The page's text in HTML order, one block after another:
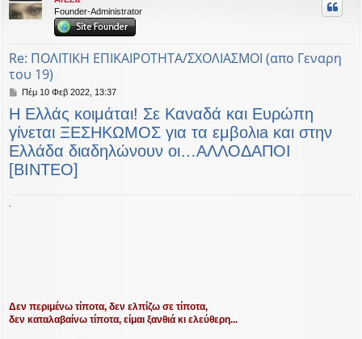
εις
Founder-Administrator
Re: ΠΟΛΙΤΙΚΗ ΕΠΙΚΑΙΡΟΤΗΤΑ/ΣΧΟΛΙΑΣΜΟΙ (απο Γεναρη
του 19)
Δ
ο
σ
ί
ε
υ
Πέμ 10 Φεβ 2022, 13:37
Η Ελλάς κοιμάται! Σε Καναδά και Ευρώπη
γίνεται ΞΕΣΗΚΩΜΟΣ για τα εμβoλιa και στην
Ελλάδα διαδηλώνουν οι…ΑΛΛΟΔΑΠΟΙ
[ΒΙΝΤΕΟ]
.
Δεν περιμένω τίποτα, δεν ελπίζω σε τίποτα,
δεν καταλαβαίνω τίποτα, είμαι ξανθιά κι ελεύθερη...